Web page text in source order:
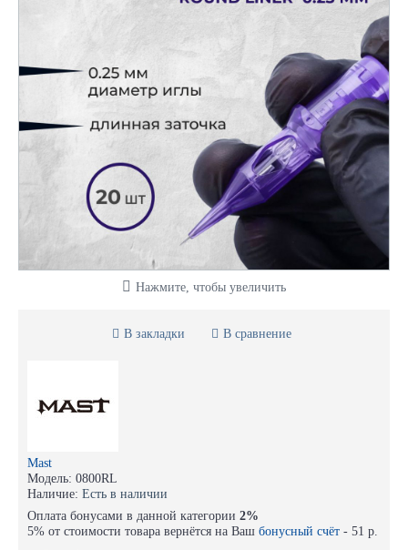
Нажмите, чтобы увеличить
В закладки В сравнение
Mast
Модель: 0800RL
Наличие: Есть в наличии
Оплата бонусами в данной категории 2%
5% от стоимости товара вернётся на Ваш бонусный счёт - 51 р.